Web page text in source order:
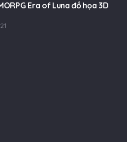
Era of Luna đồ họa 3D